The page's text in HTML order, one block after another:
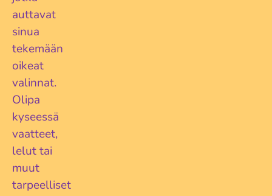
auttavat
sinua
tekemään
oikeat
valinnat.
Olipa
kyseessä
vaatteet,
lelut tai
muut
tarpeelliset